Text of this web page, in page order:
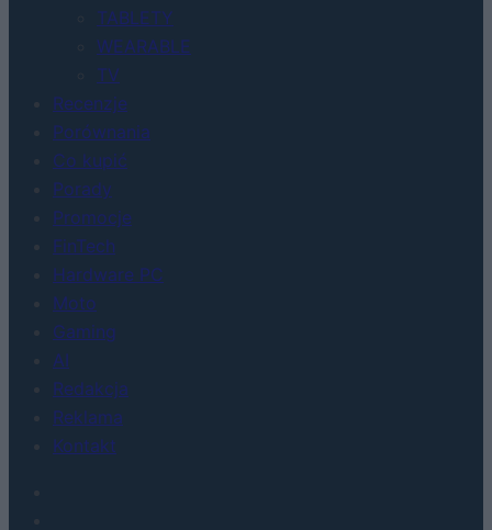
TABLETY
WEARABLE
TV
Recenzje
Porównania
Co kupić
Porady
Promocje
FinTech
Hardware PC
Moto
Gaming
AI
Redakcja
Reklama
Kontakt